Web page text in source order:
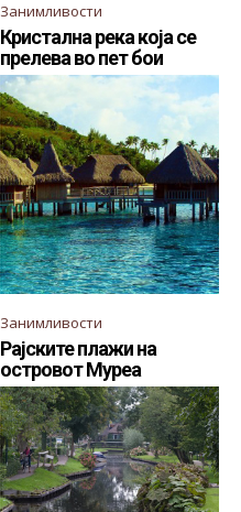
Занимливости
Кристална река која се
прелева во пет бои
Занимливости
Рајските плажи на
островот Муреа